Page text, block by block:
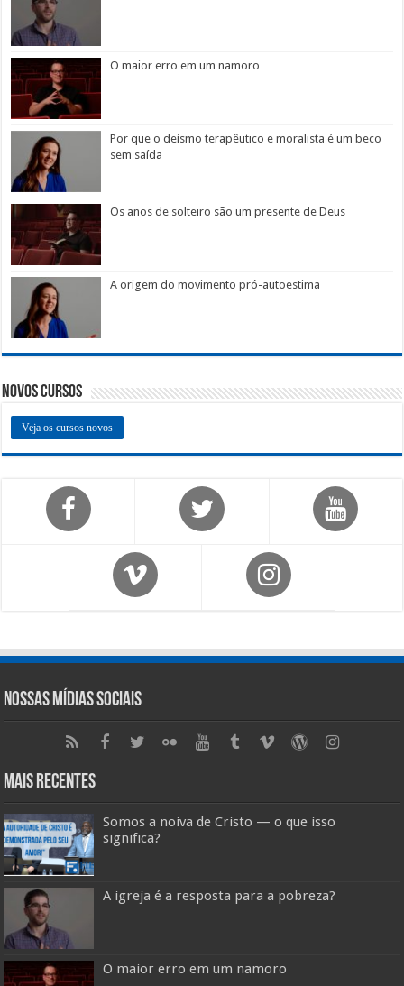
O maior erro em um namoro
Por que o deísmo terapêutico e moralista é um beco
sem saída
Os anos de solteiro são um presente de Deus
A origem do movimento pró-autoestima
Novos Cursos
Veja os cursos novos
Nossas Mídias Sociais
Mais Recentes
Somos a noiva de Cristo — o que isso
significa?
A igreja é a resposta para a pobreza?
O maior erro em um namoro